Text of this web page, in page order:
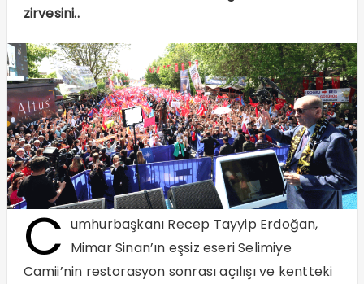
zirvesini..
C umhurbaşkanı Recep Tayyip Erdoğan,
Mimar Sinan’ın eşsiz eseri Selimiye
Camii’nin restorasyon sonrası açılışı ve kentteki